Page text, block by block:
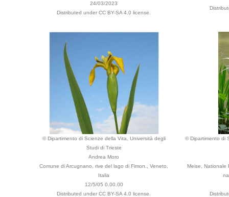
24/03/2023
Distributed under CC BY-SA 4.0 license.
© Dipartimento di Scienze della Vita, Università degli
Studi di Trieste
Andrea Moro
Comune di Arcugnano, rive del lago di Fimon., Veneto,
Italia
12/5/05 0.00.00
Distributed under CC BY-SA 4.0 license.
© Dipartimento di
Meise, Nationale